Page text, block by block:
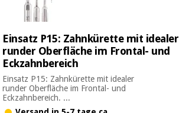
Einsatz P15: Zahnkürette mit idealer
runder Oberfläche im Frontal- und
Eckzahnbereich
Einsatz P15: Zahnkürette mit idealer
runder Oberfläche im Frontal- und
Eckzahnbereich. ...